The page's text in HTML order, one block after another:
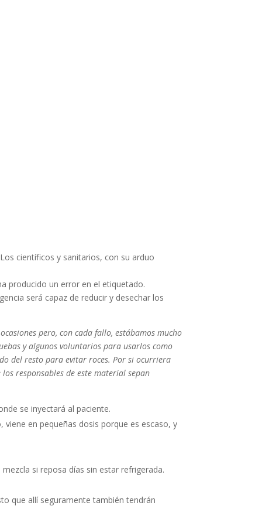
científicos y sanitarios, con su arduo
producido un error en el etiquetado.
será capaz de reducir y desechar los
pero, con cada fallo, estábamos mucho
y algunos voluntarios para usarlos como
del resto para evitar roces. Por si ocurriera
responsables de este material sepan
se inyectará al paciente.
en pequeñas dosis porque es escaso, y
si reposa días sin estar refrigerada.
que allí seguramente también tendrán